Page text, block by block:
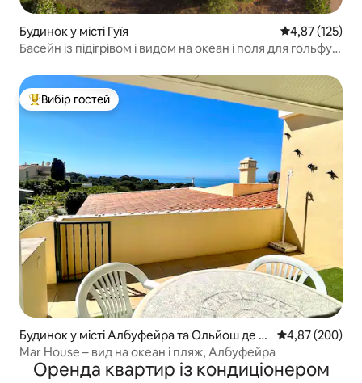
Будинок у місті Гуїя Середня
4,87 (125)
Басейн із підігрівом і видом на океан і поля для гольфу в
Топ вибір гостей
Вибір гостей
Будинок у місті Албуфейра та Ольйош де А
гу
Середня
4,87 (200)
Mar House – вид на океан і пляж, Албуфейра
Оренда квартир із кондиціонером